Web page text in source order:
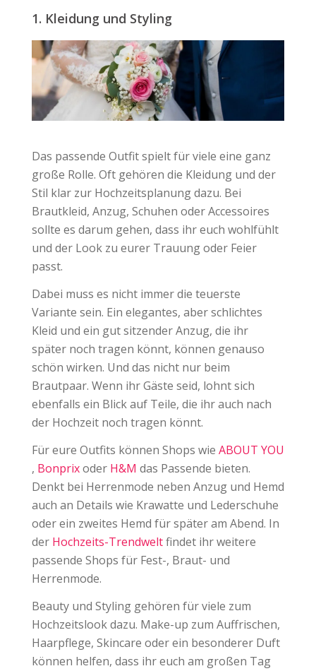
1. Kleidung und Styling
Das passende Outfit spielt für viele eine ganz
große Rolle. Oft gehören die Kleidung und der
Stil klar zur Hochzeitsplanung dazu. Bei
Brautkleid, Anzug, Schuhen oder Accessoires
sollte es darum gehen, dass ihr euch wohlfühlt
und der Look zu eurer Trauung oder Feier
passt.
Dabei muss es nicht immer die teuerste
Variante sein. Ein elegantes, aber schlichtes
Kleid und ein gut sitzender Anzug, die ihr
später noch tragen könnt, können genauso
schön wirken. Und das nicht nur beim
Brautpaar. Wenn ihr Gäste seid, lohnt sich
ebenfalls ein Blick auf Teile, die ihr auch nach
der Hochzeit noch tragen könnt.
Für eure Outfits können Shops wie ABOUT YOU
, Bonprixoder H&M das Passende bieten.
Denkt bei Herrenmode neben Anzug und Hemd
auch an Details wie Krawatte und Lederschuhe
oder ein zweites Hemd für später am Abend. In
der Hochzeits-Trendweltfindet ihr weitere
passende Shops für Fest-, Braut- und
Herrenmode.
Beauty und Styling gehören für viele zum
Hochzeitslook dazu. Make-up zum Auffrischen,
Haarpflege, Skincare oder ein besonderer Duft
können helfen, dass ihr euch am großen Tag